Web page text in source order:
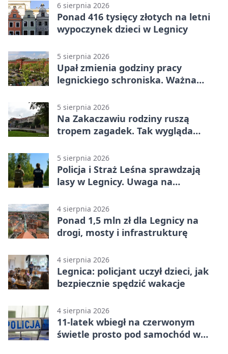
6 sierpnia 2026
Ponad 416 tysięcy złotych na letni
wypoczynek dzieci w Legnicy
5 sierpnia 2026
Upał zmienia godziny pracy
legnickiego schroniska. Ważna
5 sierpnia 2026
Na Zakaczawiu rodziny ruszą
tropem zagadek. Tak wygląda
5 sierpnia 2026
Policja i Straż Leśna sprawdzają
lasy w Legnicy. Uwaga na
4 sierpnia 2026
Ponad 1,5 mln zł dla Legnicy na
drogi, mosty i infrastrukturę
4 sierpnia 2026
Legnica: policjant uczył dzieci, jak
bezpiecznie spędzić wakacje
4 sierpnia 2026
11-latek wbiegł na czerwonym
świetle prosto pod samochód w